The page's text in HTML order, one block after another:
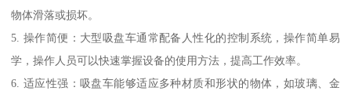
物体滑落或损坏。
5. 操作简便：大型吸盘车通常配备人性化的控制系统，操作简单易
学，操作人员可以快速掌握设备的使用方法，提高工作效率。
6. 适应性强：吸盘车能够适应多种材质和形状的物体，如玻璃、金